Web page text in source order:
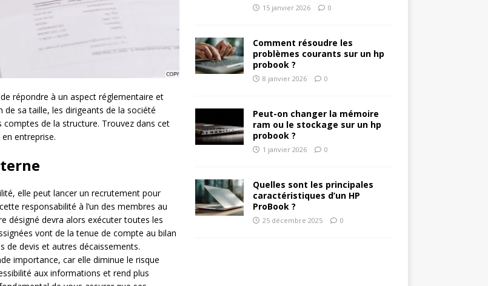
répondre à un aspect réglementaire et
de sa taille, les dirigeants de la société
de la structure. Trouvez dans cet
entreprise.
elle peut lancer un recrutement pour
responsabilité à l’un des membres au
désigné devra alors exécuter toutes les
vont de la tenue de compte au bilan
de devis et autres décaissements.
importance, car elle diminue le risque
aux informations et rend plus
15 janvier 2026 0
Comment résoudre les
problèmes courants sur un hp
probook ?
8 janvier 2026 0
Peut-on changer la mémoire
ram ou le stockage sur un hp
probook ?
1 janvier 2026 0
Quelles sont les principales
caractéristiques d’un HP
ProBook ?
25 décembre 2025 0